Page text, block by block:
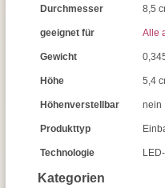
Kategorien
Durchmesser 8,5
geeignet für Alle
Gewicht
Höhe 5,4
Höhenverstellbar nein
Produkttyp
Technologie